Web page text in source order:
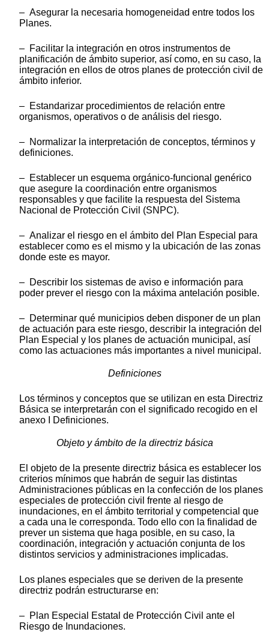
– Asegurar la necesaria homogeneidad entre todos los
Planes.
– Facilitar la integración en otros instrumentos de
planificación de ámbito superior, así como, en su caso, la
integración en ellos de otros planes de protección civil de
ámbito inferior.
– Estandarizar procedimientos de relación entre
organismos, operativos o de análisis del riesgo.
– Normalizar la interpretación de conceptos, términos y
definiciones.
– Establecer un esquema orgánico-funcional genérico
que asegure la coordinación entre organismos
responsables y que facilite la respuesta del Sistema
Nacional de Protección Civil (SNPC).
– Analizar el riesgo en el ámbito del Plan Especial para
establecer como es el mismo y la ubicación de las zonas
donde este es mayor.
– Describir los sistemas de aviso e información para
poder prever el riesgo con la máxima antelación posible.
– Determinar qué municipios deben disponer de un plan
de actuación para este riesgo, describir la integración del
Plan Especial y los planes de actuación municipal, así
como las actuaciones más importantes a nivel municipal.
Definiciones
Los términos y conceptos que se utilizan en esta Directriz
Básica se interpretarán con el significado recogido en el
anexo I Definiciones.
Objeto y ámbito de la directriz básica
El objeto de la presente directriz básica es establecer los
criterios mínimos que habrán de seguir las distintas
Administraciones públicas en la confección de los planes
especiales de protección civil frente al riesgo de
inundaciones, en el ámbito territorial y competencial que
a cada una le corresponda. Todo ello con la finalidad de
prever un sistema que haga posible, en su caso, la
coordinación, integración y actuación conjunta de los
distintos servicios y administraciones implicadas.
Los planes especiales que se deriven de la presente
directriz podrán estructurarse en:
– Plan Especial Estatal de Protección Civil ante el
Riesgo de Inundaciones.